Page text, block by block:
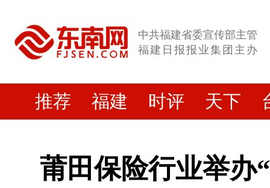
中共福建省委宣传部主管
福建日报报业集团主办
推荐 福建 时评 天下
莆田保险行业举办